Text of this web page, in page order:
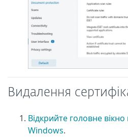
Видалення
Відкрийте головне
Windows.